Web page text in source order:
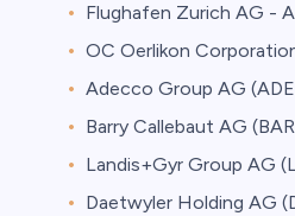
Flughafen Zurich AG -
OC Oerlikon
Adecco Group AG
Barry Callebaut AG
Landis+Gyr Group AG
Daetwyler Holding AG